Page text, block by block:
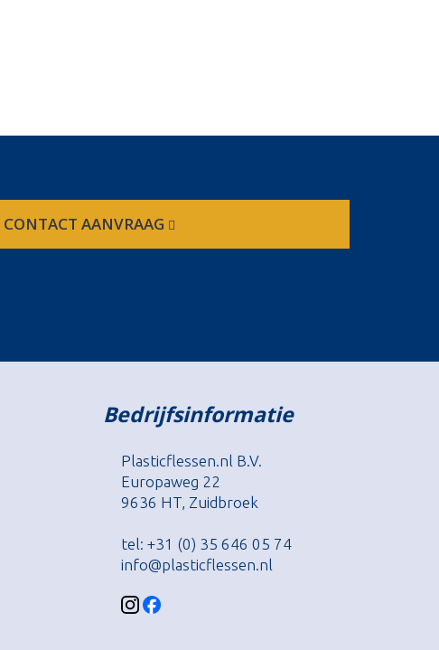
CONTACT AANVRAAG
Bedrijfsinformatie
Plasticflessen.nl B.V.
Europaweg 22
9636 HT, Zuidbroek
tel: +31 (0) 35 646 05 74
info@plasticflessen.nl